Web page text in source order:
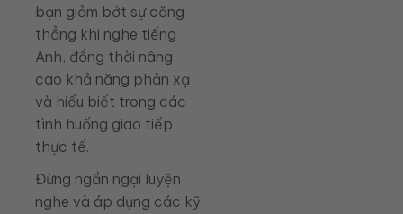
bạn giảm bớt sự căng
thẳng khi nghe tiếng
Anh, đồng thời nâng
cao khả năng phản xạ
và hiểu biết trong các
tình huống giao tiếp
thực tế.
Đừng ngần ngại luyện
nghe và áp dụng các kỹ